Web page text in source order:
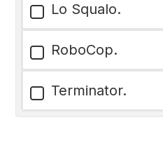
Lo Squalo.
RoboCop.
Terminator.